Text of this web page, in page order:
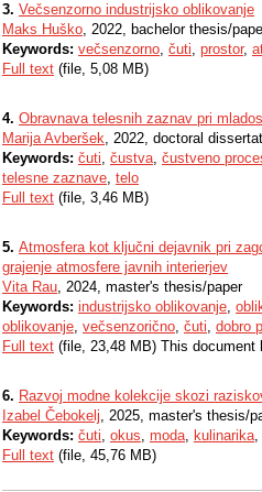
3. Večsenzorno industrijsko oblikovanje
Maks Huško, 2022, bachelor thesis/
Keywords: večsenzorno, čuti, prostor,
Full text (file, 5,08 MB)
4. Obravnava telesnih zaznav pri
Marija Avberšek, 2022, doctoral
Keywords: čuti, čustva, čustveno
telesne zaznave, telo
Full text (file, 3,46 MB)
5. Atmosfera kot ključni dejavnik pri
grajenje atmosfere javnih interierjev
Vita Rau, 2024, master's thesis/paper
Keywords: industrijsko oblikovanje,
oblikovanje, večsenzorično, čuti, dobro
Full text (file, 23,48 MB) This
6. Razvoj modne kolekcije skozi
Izabel Čebokelj, 2025, master's thesis/
Keywords: čuti, okus, moda, kulinarika,
Full text (file, 45,76 MB)